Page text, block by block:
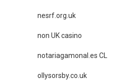
nesrf.org.uk
non UK casino
notariagamonal.es CL
ollysorsby.co.uk